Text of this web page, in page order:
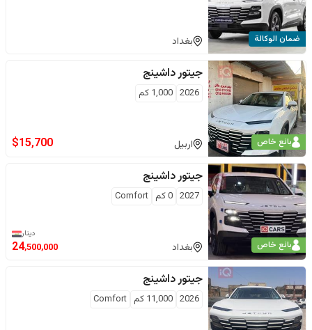
ضمان الوكالة بغداد
بائع خاص
جيتورداشينج
2026
1,000 كم
اربيل $15,700
بائع خاص
جيتورداشينج
2027
0كم Comfort
بغداد
دينار
24,500,000
جيتورداشينج
2026
11,000 كم Comfort